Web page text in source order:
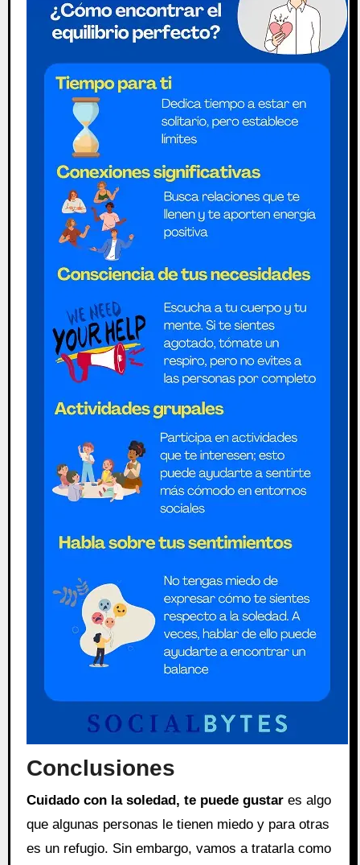
Conclusiones
Cuidado con la soledad, te puede gustares algo
que algunas personas le tienen miedo y para otras
es un refugio. Sin embargo, vamos a tratarla como